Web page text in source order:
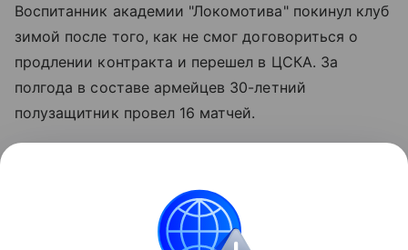
Воспитанник академии "Локомотива" покинул клуб
зимой после того, как не смог договориться о
продлении контракта и перешел в ЦСКА. За
полгода в составе армейцев 30-летний
полузащитник провел 16 матчей.
обратилось к генеральному директору
"Локомотива" Борису Ротенбергу и потребовало
рассказать о том, какое будущее ожидает